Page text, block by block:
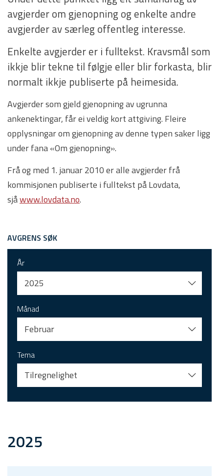
avgjerder om gjenopning og enkelte andre
avgjerder av særleg offentleg interesse.
Enkelte avgjerder er i fulltekst. Kravsmål som
ikkje blir tekne til følgje eller blir forkasta, blir
normalt ikkje publiserte på heimesida.
Avgjerder som gjeld gjenopning av ugrunna
ankenektingar, får ei veldig kort attgiving. Fleire
opplysningar om gjenopning av denne typen saker ligg
under fana «Om gjenopning».
Frå og med 1. januar 2010 er alle avgjerder frå
kommisjonen publiserte i fulltekst på Lovdata,
sjåwww.lovdata.no.
AVGRENS SØK
År
2025
Månad
Februar
Tema
Tilregnelighet
2025